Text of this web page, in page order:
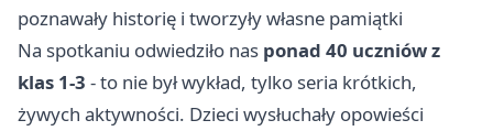
poznawały historię i tworzyły własne pamiątki
Na spotkaniu odwiedziło nas ponad 40 uczniów z
klas 1-3 - to nie był wykład, tylko seria krótkich,
żywych aktywności. Dzieci wysłuchały opowieści